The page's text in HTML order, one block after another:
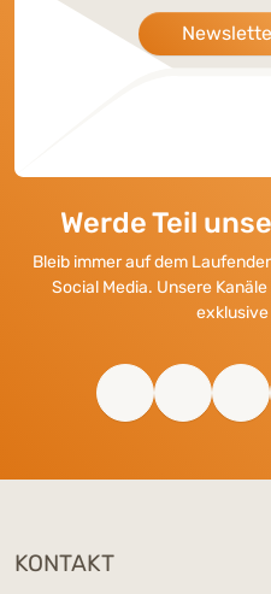
Werde Teil
Bleib immer auf dem
Social Media. Unsere
exklusive
KONTAKT